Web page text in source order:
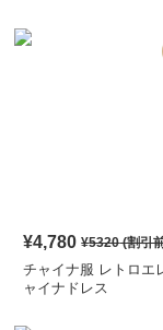
¥4,780 ¥5320(割引
チャイナ服 レトロエ
ャイナドレス